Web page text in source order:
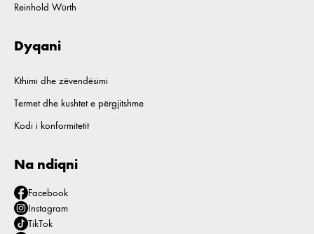
Reinhold Würth
Dyqani
Kthimi dhe zëvendësimi
Termet dhe kushtet e përgjitshme
Kodi i konformitetit
Na ndiqni
Facebook
Instagram
TikTok